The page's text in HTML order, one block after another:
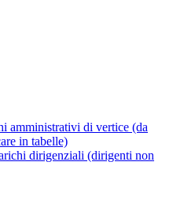
amministrativi di vertice (da
in tabelle)
dirigenziali (dirigenti non